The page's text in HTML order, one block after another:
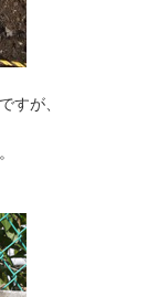
すが、